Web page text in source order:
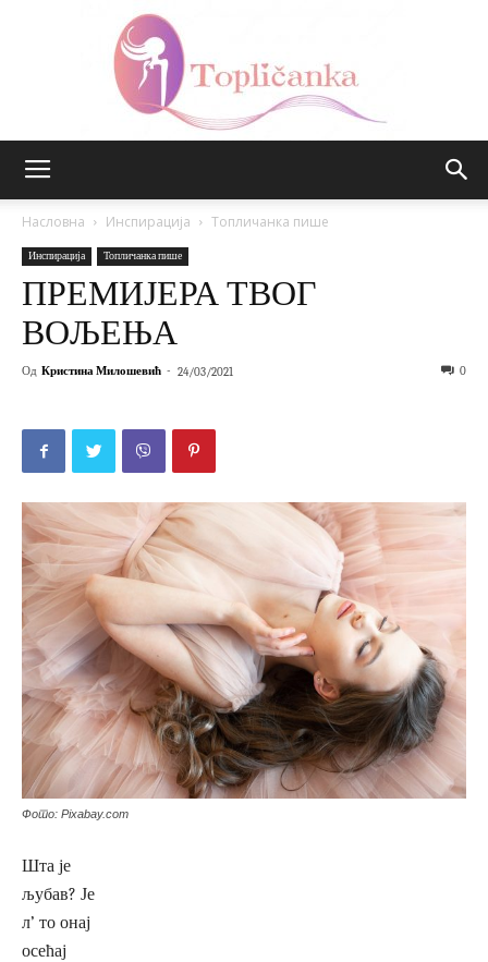
Насловна Инспирација Топличанка пише
Инспирација Топличанка пише
ПРЕМИЈЕРА ТВОГ
ВОЉЕЊА
Од Кристина Милошевић - 24/03/2021 0
Фото: Pixabay.com
Шта је
љубав? Је
л’ то онај
осећај